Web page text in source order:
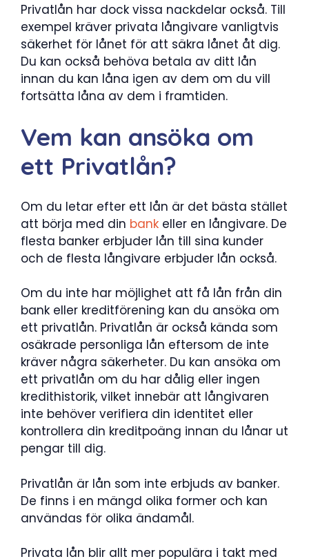
Privatlån har dock vissa nackdelar också. Till
exempel kräver privata långivare vanligtvis
säkerhet för lånet för att säkra lånet åt dig.
Du kan också behöva betala av ditt lån
innan du kan låna igen av dem om du vill
fortsätta låna av dem i framtiden.
Vem kan ansöka om
ett Privatlån?
Om du letar efter ett lån är det bästa stället
att börja med din bank eller en långivare. De
flesta banker erbjuder lån till sina kunder
och de flesta långivare erbjuder lån också.
Om du inte har möjlighet att få lån från din
bank eller kreditförening kan du ansöka om
ett privatlån. Privatlån är också kända som
osäkrade personliga lån eftersom de inte
kräver några säkerheter. Du kan ansöka om
ett privatlån om du har dålig eller ingen
kredithistorik, vilket innebär att långivaren
inte behöver verifiera din identitet eller
kontrollera din kreditpoäng innan du lånar ut
pengar till dig.
Privatlån är lån som inte erbjuds av banker.
De finns i en mängd olika former och kan
användas för olika ändamål.
Privata lån blir allt mer populära i takt med